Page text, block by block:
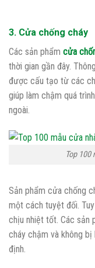
3. Cửa chống cháy
Các sản phẩm cửa
thời gian gần đây.
được cấu tạo từ các
giúp làm chậm quá
ngoài.
Top
Sản phẩm cửa chống
một cách tuyệt đối.
chịu nhiệt tốt. Các sản
cháy chậm và không
định.